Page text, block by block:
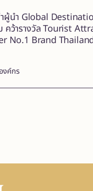
องค์กร
ผู้นำ Global
คว้ารางวัล Tourist
No.1 Brand